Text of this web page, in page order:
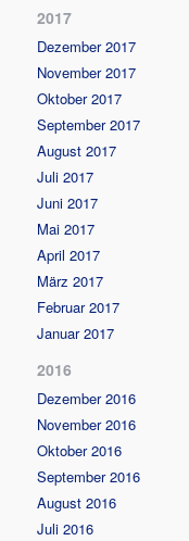
2017
Dezember 2017
November 2017
Oktober 2017
September 2017
August 2017
Juli 2017
Juni 2017
Mai 2017
April 2017
März 2017
Februar 2017
Januar 2017
2016
Dezember 2016
November 2016
Oktober 2016
September 2016
August 2016
Juli 2016